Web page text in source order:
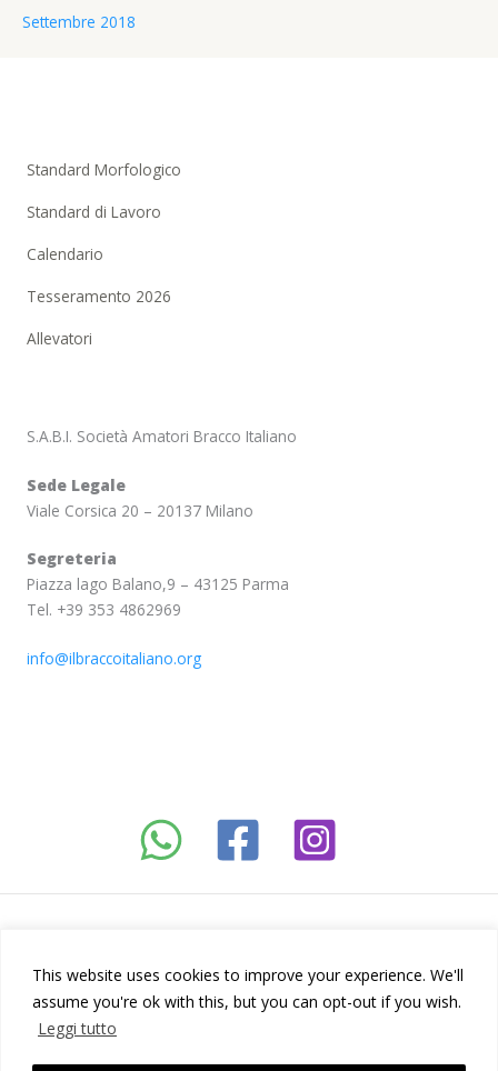
This website uses cookies to improve your experience. We'll
assume you're ok with this, but you can opt-out if you wish.
Leggi tutto
Settembre 2018
Standard Morfologico
Standard di Lavoro
Calendario
Tesseramento 2026
Allevatori
S.A.B.I. Società Amatori Bracco Italiano
Sede Legale
Viale Corsica 20 – 20137 Milano
Segreteria
Piazza lago Balano,9 – 43125 Parma
Tel. +39 353 4862969
info@ilbraccoitaliano.org
Società Amatori Bracco Italiano
Webdesign: Francesco Poggi